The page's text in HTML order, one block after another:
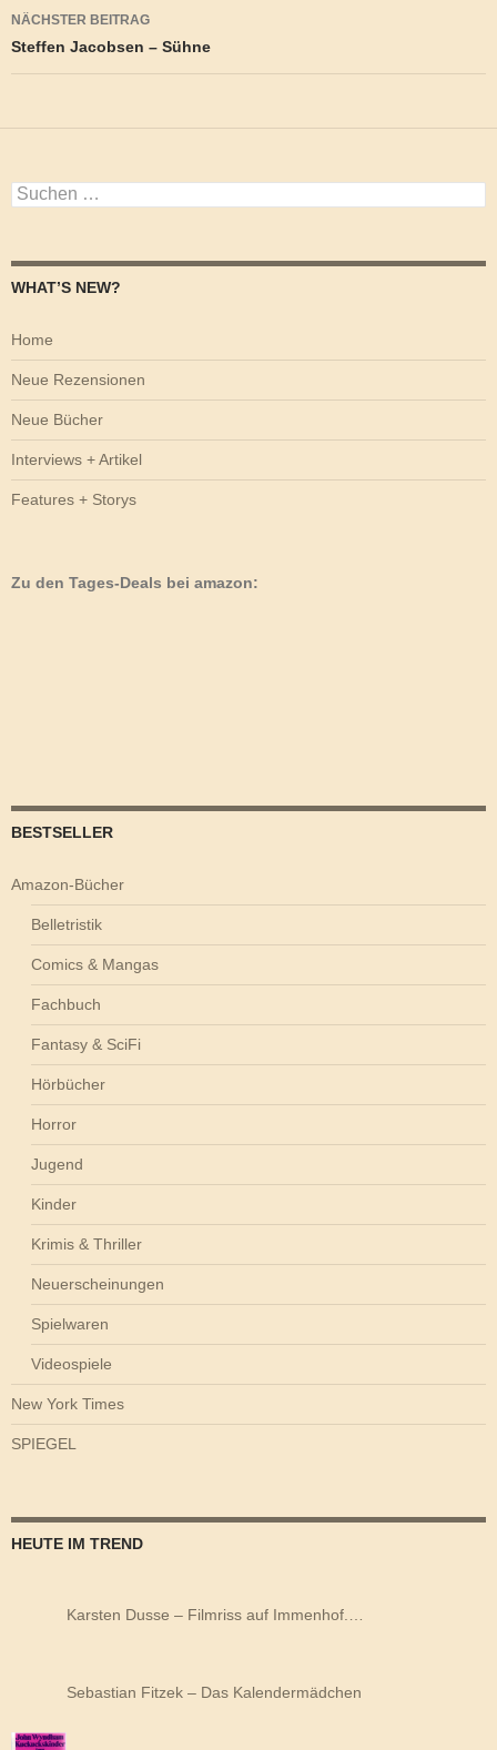
NÄCHSTER BEITRAG
Steffen Jacobsen – Sühne
Suchen
nach:
WHAT’S NEW?
Home
Neue Rezensionen
Neue Bücher
Interviews + Artikel
Features + Storys
Zu den Tages-Deals bei amazon:
BESTSELLER
Amazon-Bücher
Belletristik
Comics & Mangas
Fachbuch
Fantasy & SciFi
Hörbücher
Horror
Jugend
Kinder
Krimis & Thriller
Neuerscheinungen
Spielwaren
Videospiele
New York Times
SPIEGEL
HEUTE IM TREND
Karsten Dusse – Filmriss auf Immenhof.…
Sebastian Fitzek – Das Kalendermädchen